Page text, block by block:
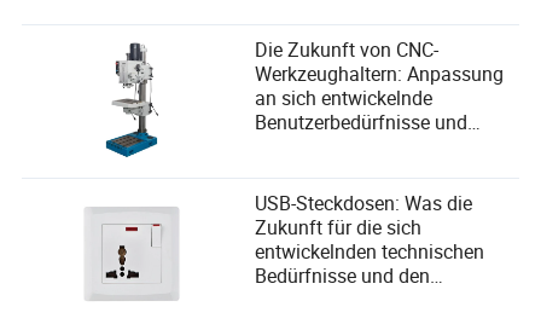
Die Zukunft von CNC-
Werkzeughaltern: Anpassung
an sich entwickelnde
Benutzerbedürfnisse und
Fortschritte
USB-Steckdosen: Was die
Zukunft für die sich
entwickelnden technischen
Bedürfnisse und den